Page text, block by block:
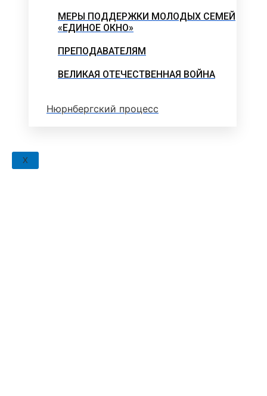
МЕРЫ ПОДДЕРЖКИ МОЛОДЫХ СЕМЕЙ
«ЕДИНОЕ ОКНО»
ПРЕПОДАВАТЕЛЯМ
ВЕЛИКАЯ ОТЕЧЕСТВЕННАЯ ВОЙНА
Нюрнбергский процесс
X